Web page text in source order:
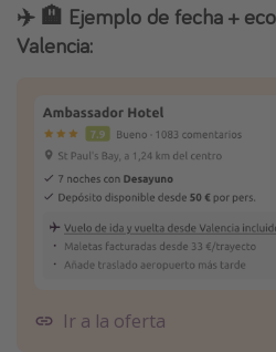
✈️ 🏨 Ejemplo de fecha +
Valencia:
Ir a la oferta